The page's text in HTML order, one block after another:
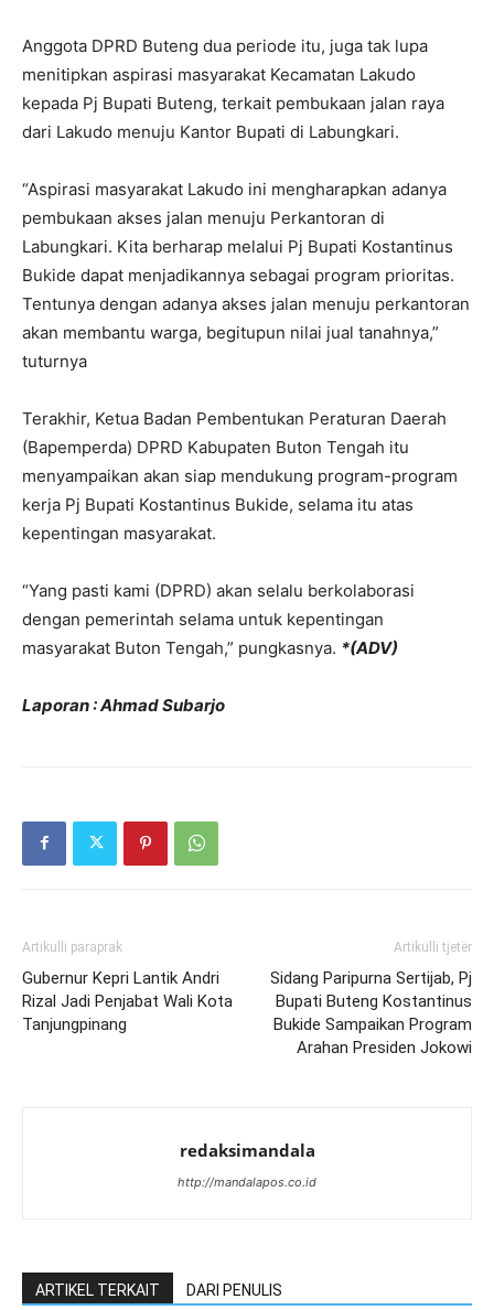
Anggota DPRD Buteng dua periode itu, juga tak lupa
menitipkan aspirasi masyarakat Kecamatan Lakudo
kepada Pj Bupati Buteng, terkait pembukaan jalan raya
dari Lakudo menuju Kantor Bupati di Labungkari.
“Aspirasi masyarakat Lakudo ini mengharapkan adanya
pembukaan akses jalan menuju Perkantoran di
Labungkari. Kita berharap melalui Pj Bupati Kostantinus
Bukide dapat menjadikannya sebagai program prioritas.
Tentunya dengan adanya akses jalan menuju perkantoran
akan membantu warga, begitupun nilai jual tanahnya,”
tuturnya
Terakhir, Ketua Badan Pembentukan Peraturan Daerah
(Bapemperda) DPRD Kabupaten Buton Tengah itu
menyampaikan akan siap mendukung program-program
kerja Pj Bupati Kostantinus Bukide, selama itu atas
kepentingan masyarakat.
“Yang pasti kami (DPRD) akan selalu berkolaborasi
dengan pemerintah selama untuk kepentingan
masyarakat Buton Tengah,” pungkasnya. *(ADV)
Laporan : Ahmad Subarjo
Artikulli paraprak
Gubernur Kepri Lantik Andri
Rizal Jadi Penjabat Wali Kota
Tanjungpinang
Artikulli tjetër
Sidang Paripurna Sertijab, Pj
Bupati Buteng Kostantinus
Bukide Sampaikan Program
Arahan Presiden Jokowi
redaksimandala
http://mandalapos.co.id
ARTIKEL TERKAIT DARI PENULIS